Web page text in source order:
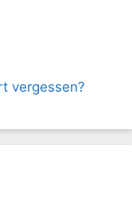
vergessen?